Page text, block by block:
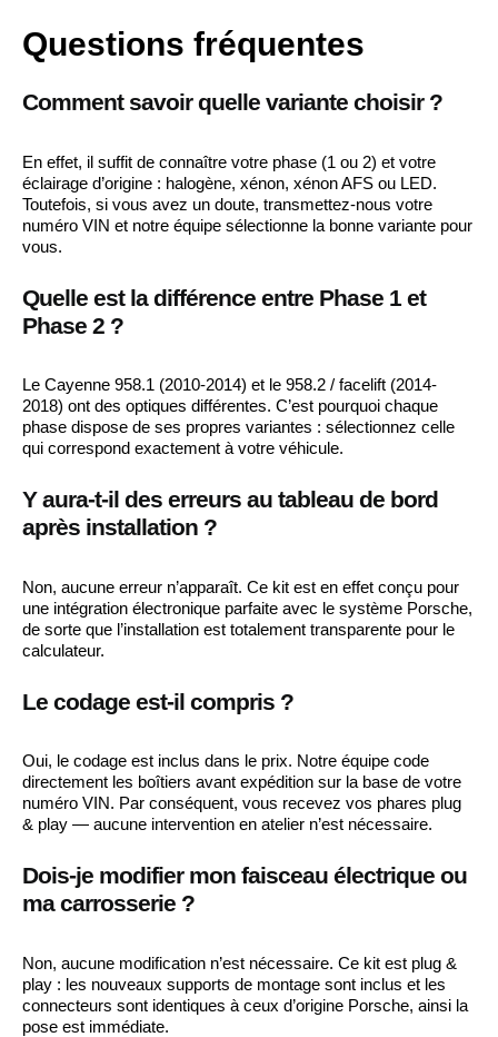
Questions fréquentes
Comment savoir quelle variante choisir ?
En effet, il suffit de connaître votre phase (1 ou 2) et votre
éclairage d’origine : halogène, xénon, xénon AFS ou LED.
Toutefois, si vous avez un doute, transmettez-nous votre
numéro VIN et notre équipe sélectionne la bonne variante pour
vous.
Quelle est la différence entre Phase 1 et
Phase 2 ?
Le Cayenne 958.1 (2010-2014) et le 958.2 / facelift (2014-
2018) ont des optiques différentes. C’est pourquoi chaque
phase dispose de ses propres variantes : sélectionnez celle
qui correspond exactement à votre véhicule.
Y aura-t-il des erreurs au tableau de bord
après installation ?
Non, aucune erreur n’apparaît. Ce kit est en effet conçu pour
une intégration électronique parfaite avec le système Porsche,
de sorte que l’installation est totalement transparente pour le
calculateur.
Le codage est-il compris ?
Oui, le codage est inclus dans le prix. Notre équipe code
directement les boîtiers avant expédition sur la base de votre
numéro VIN. Par conséquent, vous recevez vos phares plug
& play — aucune intervention en atelier n’est nécessaire.
Dois-je modifier mon faisceau électrique ou
ma carrosserie ?
Non, aucune modification n’est nécessaire. Ce kit est plug &
play : les nouveaux supports de montage sont inclus et les
connecteurs sont identiques à ceux d’origine Porsche, ainsi la
pose est immédiate.